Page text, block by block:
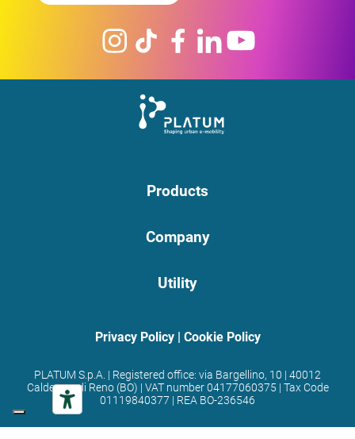
Products
Company
Utility
Privacy Policy| Cookie Policy
PLATUM S.p.A. | Registered office: via Bargellino, 10 | 40012
Calderara di Reno (BO) | VAT number 04177060375 | Tax Code
01119840377 | REA BO-236546